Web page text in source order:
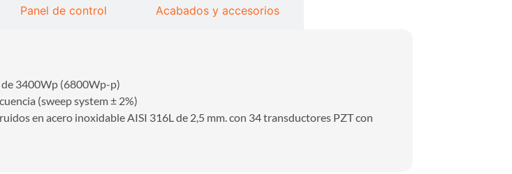
Panel de control Acabados y accesorios
3400Wp (6800Wp-p)
(sweep system ± 2%)
en acero inoxidable AISI 316L de 2,5 mm. con 34 transductores PZT con